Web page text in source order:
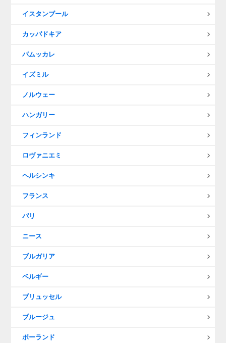
イスタンブール
カッパドキア
パムッカレ
イズミル
ノルウェー
ハンガリー
フィンランド
ロヴァニエミ
ヘルシンキ
フランス
パリ
ニース
ブルガリア
ベルギー
ブリュッセル
ブルージュ
ポーランド